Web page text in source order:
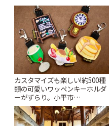
カスタマイズも楽しい!約500種
類の可愛いワッペンキーホルダ
ーがずらり。小平市
「Kimamaya T&K」 | ことりっ
ぷ